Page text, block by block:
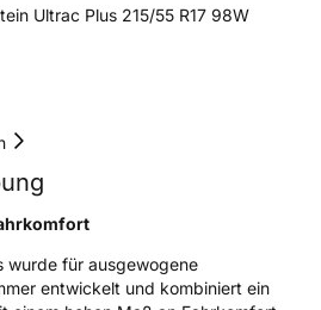
Ultrac Plus 215/55 R17 98W
wurde für ausgewogene
entwickelt und kombiniert ein